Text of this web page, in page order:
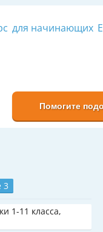
для начинающих
Помогите
3
1-11 класса,